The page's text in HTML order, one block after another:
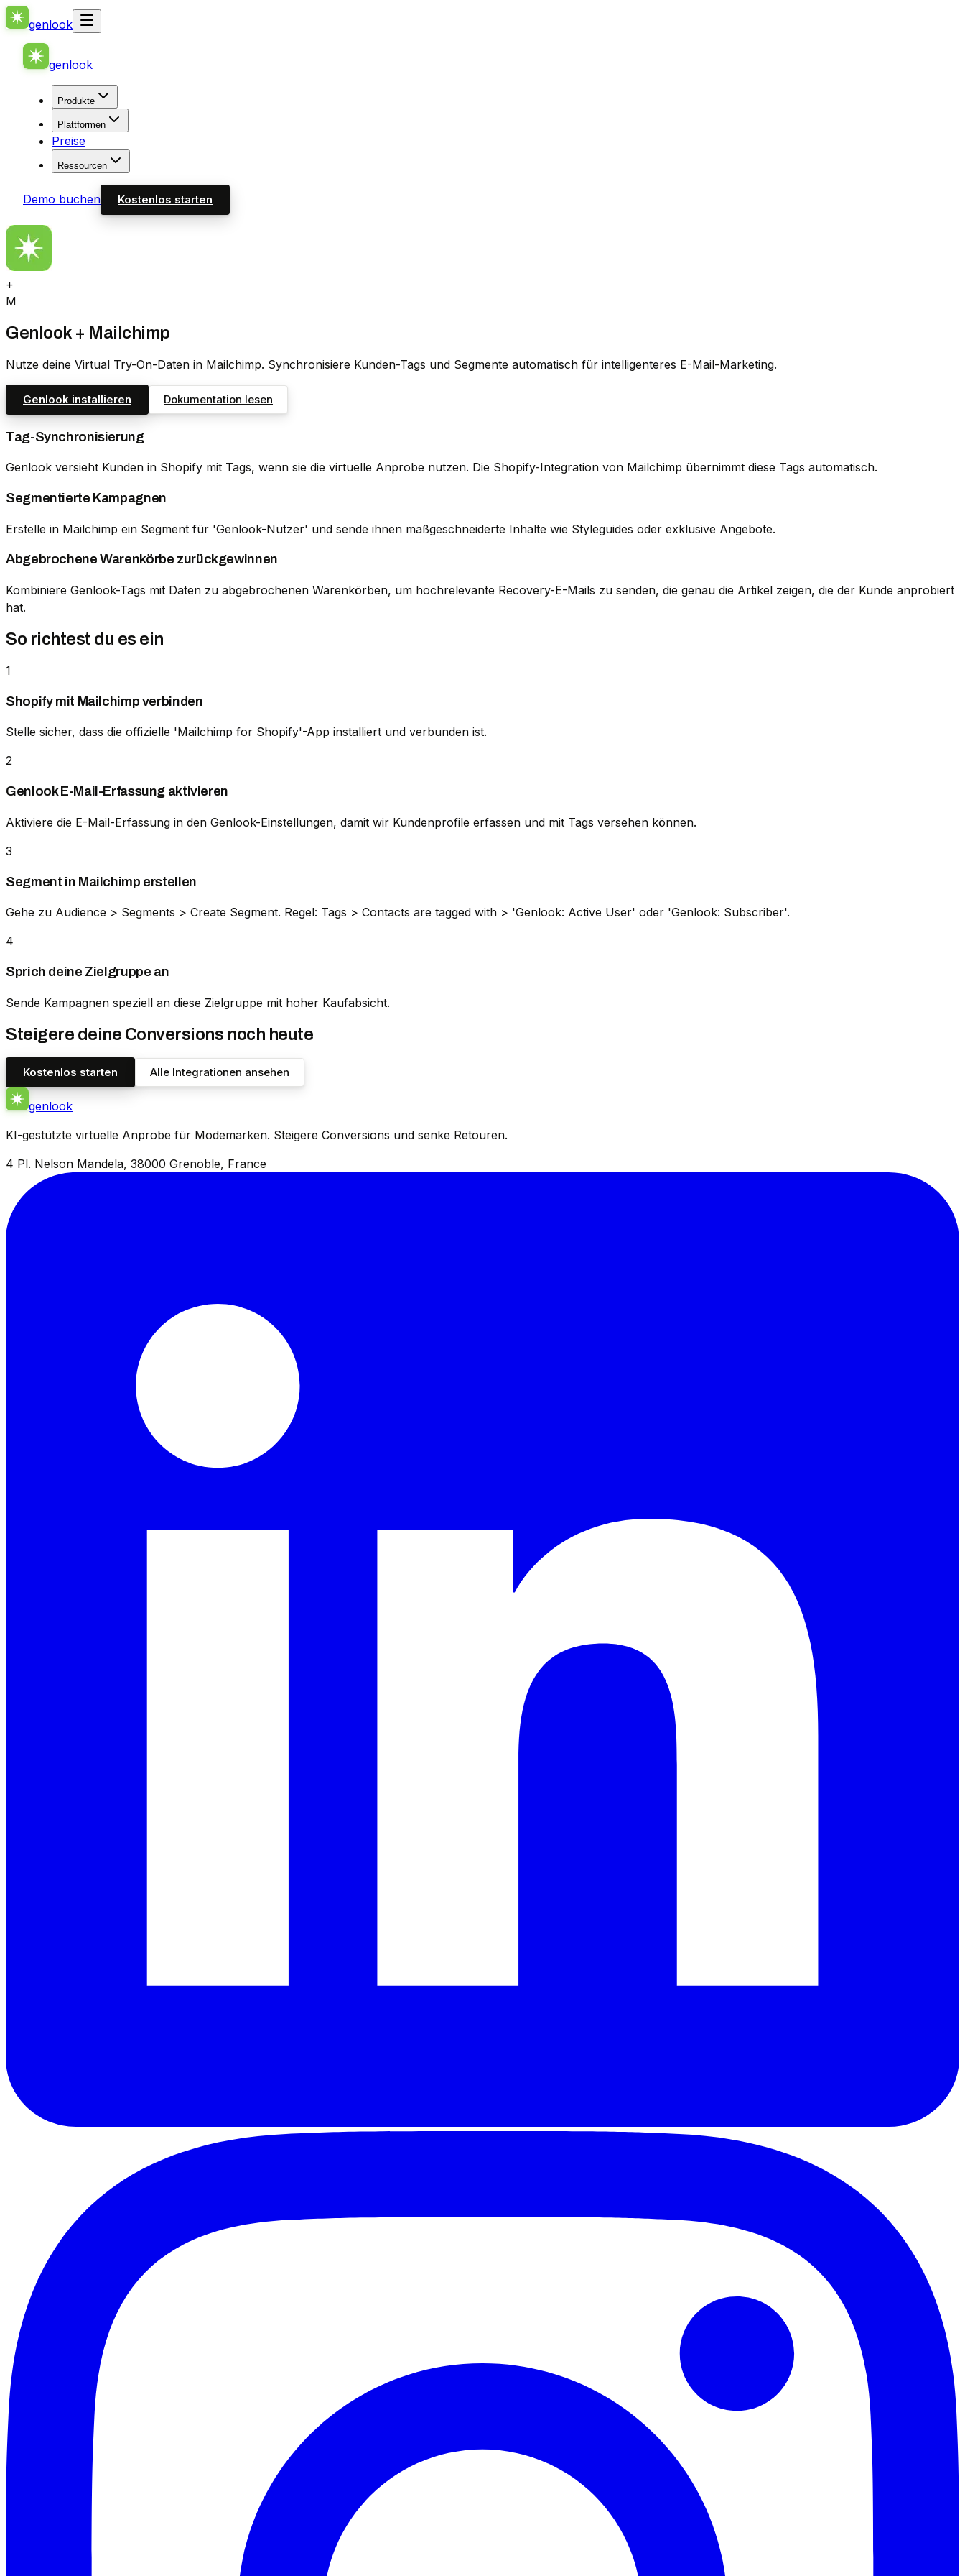
genlook
genlook
Produkte
Plattformen
Preise
Ressourcen
Demo buchen Kostenlos starten
+
M
Genlook + Mailchimp
Nutze deine Virtual Try-On-Daten in Mailchimp. Synchronisiere Kunden-Tags und Segmente automatisch für intelligenteres E-Mail-Marketing.
Genlook installieren Dokumentation lesen
Tag-Synchronisierung
Genlook versieht Kunden in Shopify mit Tags, wenn sie die virtuelle Anprobe nutzen. Die Shopify-Integration von Mailchimp übernimmt diese Tags automatisch.
Segmentierte Kampagnen
Erstelle in Mailchimp ein Segment für 'Genlook-Nutzer' und sende ihnen maßgeschneiderte Inhalte wie Styleguides oder exklusive Angebote.
Abgebrochene Warenkörbe zurückgewinnen
Kombiniere Genlook-Tags mit Daten zu abgebrochenen Warenkörben, um hochrelevante Recovery-E-Mails zu senden, die genau die Artikel zeigen, die der Kunde anprobiert
hat.
So richtest du es ein
1
Shopify mit Mailchimp verbinden
Stelle sicher, dass die offizielle 'Mailchimp for Shopify'-App installiert und verbunden ist.
2
Genlook E-Mail-Erfassung aktivieren
Aktiviere die E-Mail-Erfassung in den Genlook-Einstellungen, damit wir Kundenprofile erfassen und mit Tags versehen können.
3
Segment in Mailchimp erstellen
Gehe zu Audience > Segments > Create Segment. Regel: Tags > Contacts are tagged with > 'Genlook: Active User' oder 'Genlook: Subscriber'.
4
Sprich deine Zielgruppe an
Sende Kampagnen speziell an diese Zielgruppe mit hoher Kaufabsicht.
Steigere deine Conversions noch heute
Kostenlos starten Alle Integrationen ansehen
genlook
KI-gestützte virtuelle Anprobe für Modemarken. Steigere Conversions und senke Retouren.
4 Pl. Nelson Mandela, 38000 Grenoble, France